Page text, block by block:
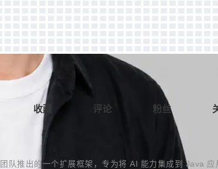
收藏 评论 粉丝
推出的一个扩展框架，专为将 AI 能力集成到 Java 应